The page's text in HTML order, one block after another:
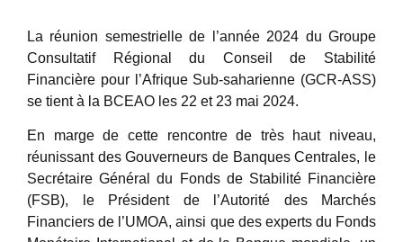
La réunion semestrielle de l’année 2024 du Groupe
Consultatif Régional du Conseil de Stabilité
Financière pour l’Afrique Sub-saharienne (GCR-ASS)
se tient à la BCEAO les 22 et 23 mai 2024.
En marge de cette rencontre de très haut niveau,
réunissant des Gouverneurs de Banques Centrales, le
Secrétaire Général du Fonds de Stabilité Financière
(FSB), le Président de l’Autorité des Marchés
Financiers de l’UMOA, ainsi que des experts du Fonds